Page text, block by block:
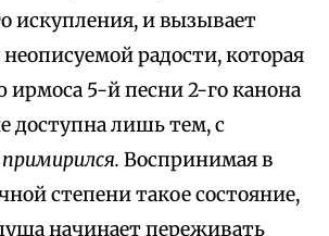
искупления, и вызывает
радости, которая
5-й песни 2-го канона
доступна лишь тем, с
Воспринимая в
степени такое состояние,
начинает переживать